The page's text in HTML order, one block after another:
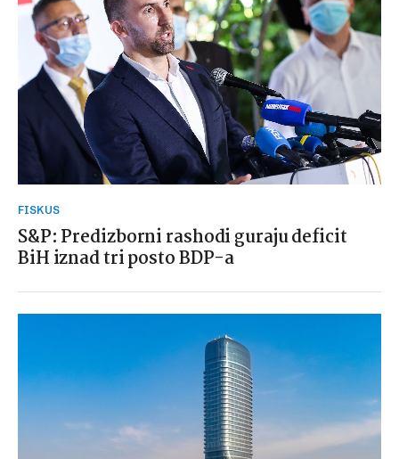
FISKUS
S&P: Predizborni rashodi guraju deficit
BiH iznad tri posto BDP-a